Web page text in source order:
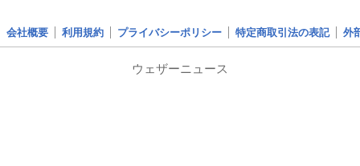
会社概要 利用規約 プライバシーポリシー 特定商取引法の表記 外
ウェザーニュース